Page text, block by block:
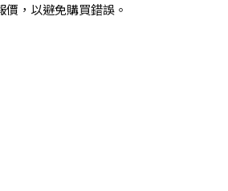
，以避免購買錯誤。